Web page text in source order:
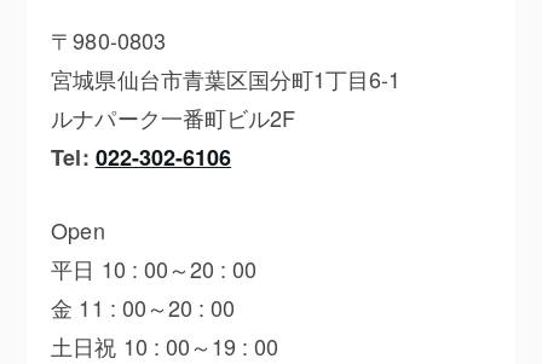
〒980-0803
宮城県仙台市青葉区国分町1丁目6-1
ルナパーク一番町ビル2F
Tel: 022-302-6106
Open
平日 10 : 00～20 : 00
金 11 : 00～20 : 00
土日祝 10 : 00～19 : 00